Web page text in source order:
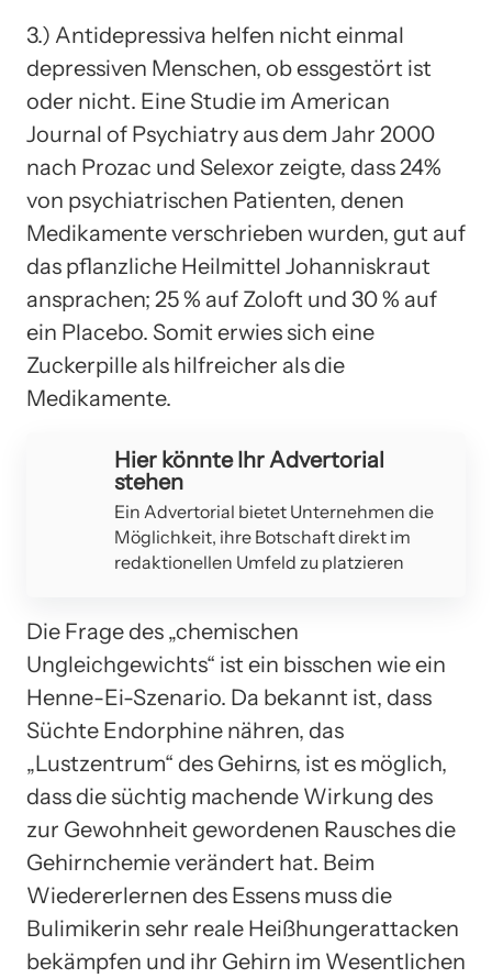
3.) Antidepressiva helfen nicht einmal
depressiven Menschen, ob essgestört ist
oder nicht. Eine Studie im American
Journal of Psychiatry aus dem Jahr 2000
nach Prozac und Selexor zeigte, dass 24%
von psychiatrischen Patienten, denen
Medikamente verschrieben wurden, gut auf
das pflanzliche Heilmittel Johanniskraut
ansprachen; 25 % auf Zoloft und 30 % auf
ein Placebo. Somit erwies sich eine
Zuckerpille als hilfreicher als die
Medikamente.
Hier könnte Ihr Advertorial
stehen
Ein Advertorial bietet Unternehmen die
Möglichkeit, ihre Botschaft direkt im
redaktionellen Umfeld zu platzieren
Die Frage des „chemischen
Ungleichgewichts“ ist ein bisschen wie ein
Henne-Ei-Szenario. Da bekannt ist, dass
Süchte Endorphine nähren, das
„Lustzentrum“ des Gehirns, ist es möglich,
dass die süchtig machende Wirkung des
zur Gewohnheit gewordenen Rausches die
Gehirnchemie verändert hat. Beim
Wiedererlernen des Essens muss die
Bulimikerin sehr reale Heißhungerattacken
bekämpfen und ihr Gehirn im Wesentlichen